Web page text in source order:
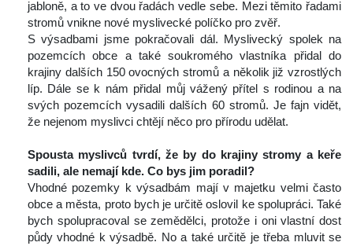
jabloně, a to ve dvou řadách vedle sebe. Mezi těmito řadami
tromů vnikne nové myslivecké políčko pro zvěř.
S výsadbami jsme pokračovali dál. Myslivecký spolek na
pozemcích obce a také soukromého vlastníka přidal do
krajiny dalších 150 ovocných stromů a několik již vzrostlých
líp. Dále se k nám přidal můj vážený přítel s rodinou a na
vých pozemcích vysadili dalších 60 stromů. Je fajn vidět,
že nejenom myslivci chtějí něco pro přírodu udělat.
Spousta myslivců tvrdí, že by do krajiny stromy a keře
adili, ale nemají kde. Co bys jim poradil?
Vhodné pozemky k výsadbám mají v majetku velmi často
obce a města, proto bych je určitě oslovil ke spolupráci. Také
bych spolupracoval se zemědělci, protože i oni vlastní dost
půdy vhodné k výsadbě. No a také určitě je třeba mluvit se